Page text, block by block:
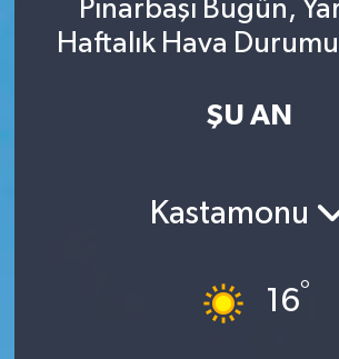
Pınarbaşı Bugün,
Haftalık Hava
ŞU AN
Kastamonu
16°